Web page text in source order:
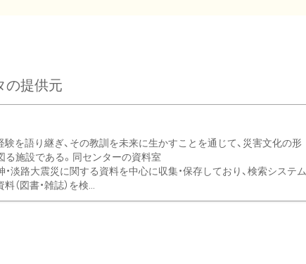
の提供元
験を語り継ぎ、その教訓を未来に生かすことを通じて、災害文化の形
る施設である。同センターの資料室
路大震災に関する資料を中心に収集・保存しており、検索システム
（図書・雑誌）を検...